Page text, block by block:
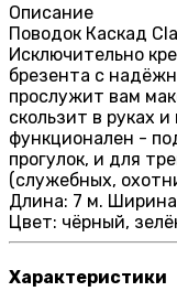
Описание
Поводок Каскад
Исключительно
брезента с
прослужит вам
скользит в руках
функционален -
прогулок, и для
(служебных,
Длина: 7 м.
Цвет: чёрный,
Характеристики